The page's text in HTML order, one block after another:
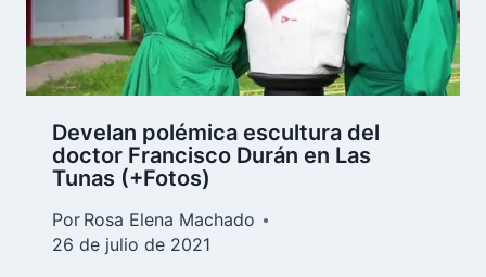
Develan polémica escultura del
doctor Francisco Durán en Las
Tunas (+Fotos)
Por Rosa Elena Machado
26 de julio de 2021